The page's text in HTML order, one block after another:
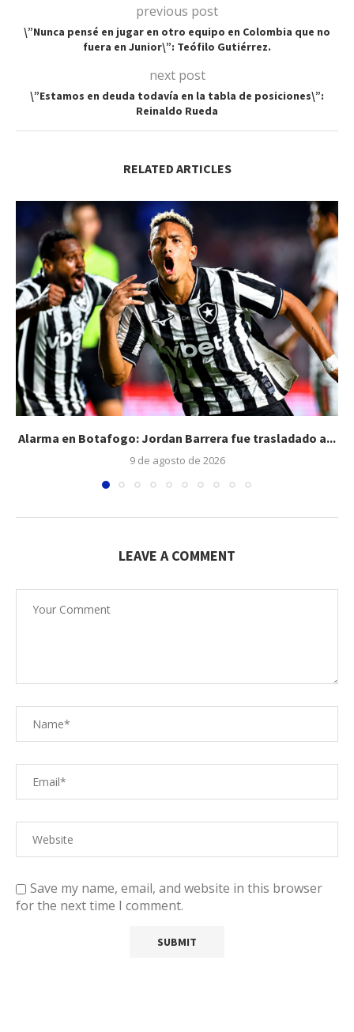
previous post
\”Nunca pensé en jugar en otro equipo en Colombia que no
fuera en Junior\”: Teófilo Gutiérrez.
next post
\”Estamos en deuda todavía en la tabla de posiciones\”:
Reinaldo Rueda
RELATED ARTICLES
Alarma en Botafogo: Jordan Barrera fue trasladado a...
9 de agosto de 2026
LEAVE A COMMENT
Save my name, email, and website in this browser
for the next time I comment.